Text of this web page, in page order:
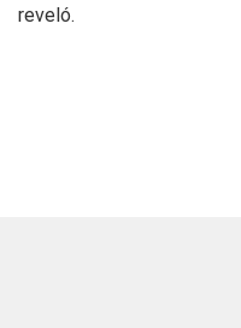
reveló.